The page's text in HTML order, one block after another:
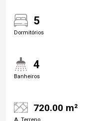
5
Dormitórios
4
Banheiros
720.00 m²
A. Terreno